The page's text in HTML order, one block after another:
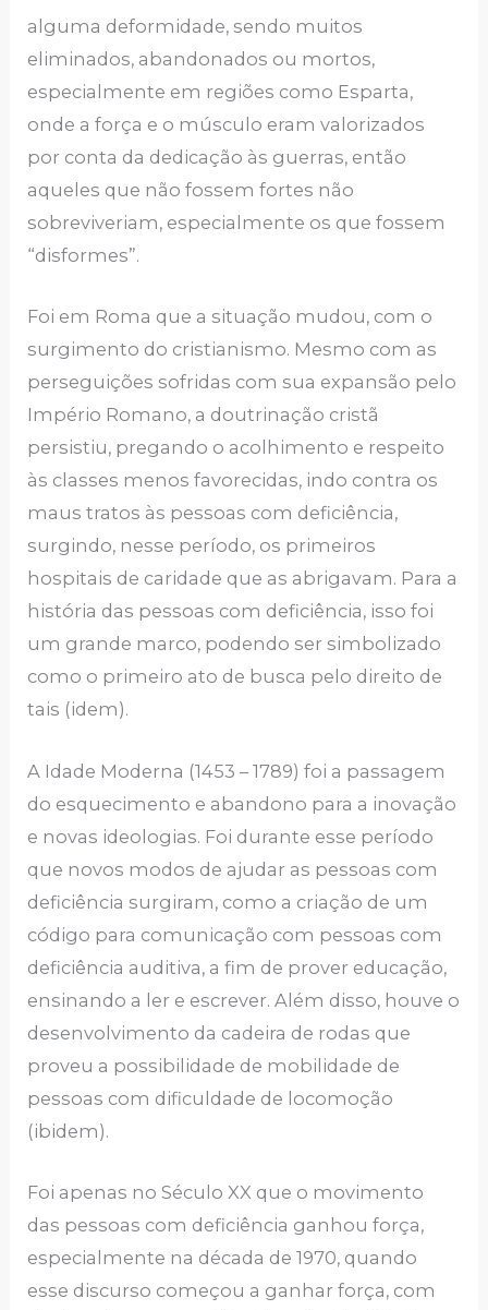
alguma deformidade, sendo muitos
eliminados, abandonados ou mortos,
especialmente em regiões como Esparta,
onde a força e o músculo eram valorizados
por conta da dedicação às guerras, então
aqueles que não fossem fortes não
sobreviveriam, especialmente os que fossem
“disformes”.
Foi em Roma que a situação mudou, com o
surgimento do cristianismo. Mesmo com as
perseguições sofridas com sua expansão pelo
Império Romano, a doutrinação cristã
persistiu, pregando o acolhimento e respeito
às classes menos favorecidas, indo contra os
maus tratos às pessoas com deficiência,
surgindo, nesse período, os primeiros
hospitais de caridade que as abrigavam. Para a
história das pessoas com deficiência, isso foi
um grande marco, podendo ser simbolizado
como o primeiro ato de busca pelo direito de
tais (idem).
A Idade Moderna (1453 – 1789) foi a passagem
do esquecimento e abandono para a inovação
e novas ideologias. Foi durante esse período
que novos modos de ajudar as pessoas com
deficiência surgiram, como a criação de um
código para comunicação com pessoas com
deficiência auditiva, a fim de prover educação,
ensinando a ler e escrever. Além disso, houve o
desenvolvimento da cadeira de rodas que
proveu a possibilidade de mobilidade de
pessoas com dificuldade de locomoção
(ibidem).
Foi apenas no Século XX que o movimento
das pessoas com deficiência ganhou força,
especialmente na década de 1970, quando
esse discurso começou a ganhar força, com